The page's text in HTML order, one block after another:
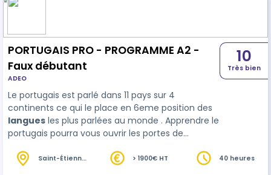
PORTUGAIS PRO - PROGRAMME A2 -
Faux débutant
ADEO
Le portugais est parlé dans 11 pays sur 4
continents ce qui le place en 6eme position des
langues les plus parlées au monde . Apprendre le
portugais pourra vous ouvrir les portes de
tout celui du Brésil). La compétence visée ici
10
Très bien
Saint-Étienne
> 1900€ HT 40 heures